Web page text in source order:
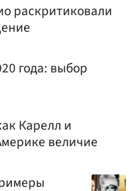
раскритиковали
года: выбор
Карелл и
величие